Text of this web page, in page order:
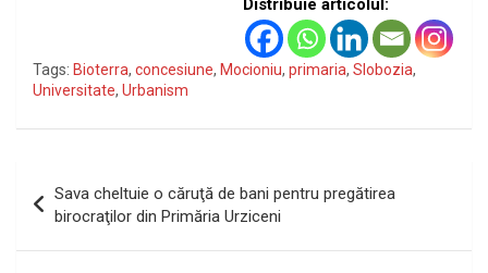
Distribuie articolul:
Tags: Bioterra, concesiune, Mocioniu, primaria, Slobozia,
Universitate, Urbanism
în
articole
Sava cheltuie o căruţă de bani pentru pregătirea
birocraţilor din Primăria Urziceni